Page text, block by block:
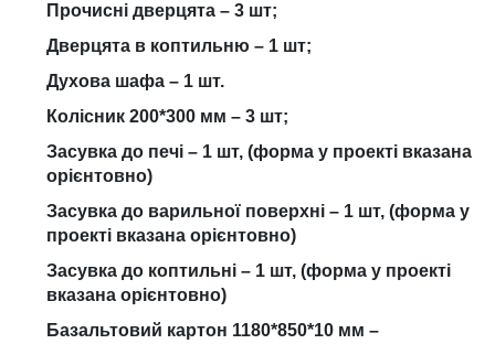
Прочисні дверцята – 3 шт;
Дверцята в коптильню – 1 шт;
Духова шафа – 1 шт.
Колісник 200*300 мм – 3 шт;
Засувка до печі – 1 шт, (форма у проекті вказана
орієнтовно)
Засувка до варильної поверхні – 1 шт, (форма у
проекті вказана орієнтовно)
Засувка до коптильні – 1 шт, (форма у проекті
вказана орієнтовно)
Базальтовий картон 1180*850*10 мм –